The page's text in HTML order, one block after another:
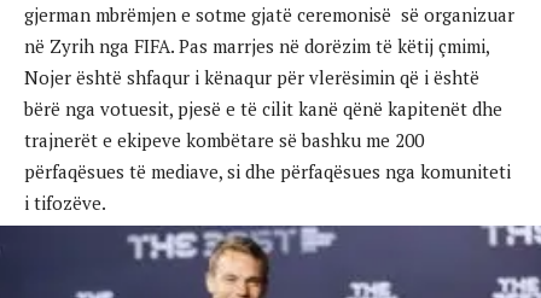
gjerman mbrëmjen e sotme gjatë ceremonisë së organizuar
në Zyrih nga FIFA. Pas marrjes në dorëzim të këtij çmimi,
Nojer është shfaqur i kënaqur për vlerësimin që i është
bërë nga votuesit, pjesë e të cilit kanë qënë kapitenët dhe
trajnerët e ekipeve kombëtare së bashku me 200
përfaqësues të mediave, si dhe përfaqësues nga komuniteti
i tifozëve.